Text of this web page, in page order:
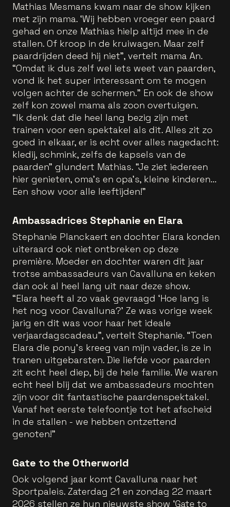
Mathias Mesmans kwam naar de show kijken
met zijn mama. ‘Wij hebben vroeger een paard
gehad en onze Mathias hielp altijd mee in de
stallen. Of kroop in de kruiwagen. Maar zelf
paardrijden deed hij niet”, vertelt mama An.
“Omdat ik dus zelf wel iets weet van paarden,
vond ik het super interessant om te mogen
volgen achter de schermen.” En ook de show
zelf kon zowel mama als zoon overtuigen.
“Ik denk dat die heel lang bezig zijn met
trainen voor een spektakel als dit. Alles zit zo
goed in elkaar, er is echt over alles nagedacht:
kledij, schmink, zelfs de kapsels van de
paarden” glundert Mathias. “Je ziet iedereen
hier genieten, oma’s en opa’s, kleine kinderen…
Een show voor alle leeftijden!”
Ambassadrices Stephanie en Elara
Stephanie Planckaert en dochter Elara konden
uiteraard ook niet ontbreken op deze
première. Moeder en dochter waren dit jaar
trotse ambassadeurs van Cavalluna en keken
dan ook al heel lang uit naar deze show.
“Elara heeft al zo vaak gevraagd ‘Hoe lang is
het nog voor Cavalluna?’ Ze was vorige week
jarig en dit was voor haar het ideale
verjaardagscadeau”, vertelt Stephanie. “Toen
Elara die pony’s kreeg van mijn vader, is ze in
tranen uitgebarsten. Die liefde voor paarden
zit echt heel diep, bij de hele familie. We waren
echt heel blij dat we ambassadeurs mochten
zijn voor dit fantastische paardenspektakel.
Vanaf het eerste telefoontje tot het afscheid
in de stallen - we hebben ontzettend
genoten!”
Gate to the Otherworld
Ook volgend jaar komt Cavalluna naar het
Sportpaleis. Zaterdag 21 en zondag 22 maart
2026 stellen ze hun nieuwste show ‘Gate to